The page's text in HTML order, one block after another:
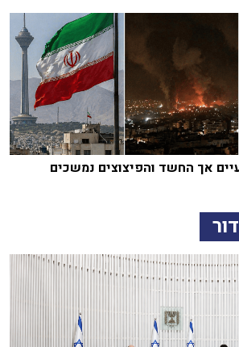
אך החשד והפיצוצים נמשכים